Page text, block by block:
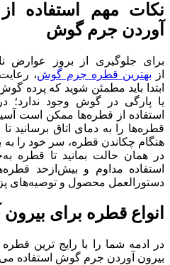
نکات مهم استفاده
آوردن جرم گوش
برای جلوگیری از بروز عوارض
از بهترین قطره‌ جرم گوش،
ابتدا باید مطمئن شوید که پرده
یا پارگی در گوش وجود
استفاده از قطره‌ها ممکن است
قطره‌ها را به دمای اتاق برسانید
هنگام چکاندن قطره، سر خود را
در همان حالت بمانید تا قطره
استفاده مداوم و بیش‌ازحد
دستورالعمل محصول و توصیه‌های
انواع قطره برای
در ادمه شما را با رایج ترین
بیرون آوردن جرم گوش استفاده